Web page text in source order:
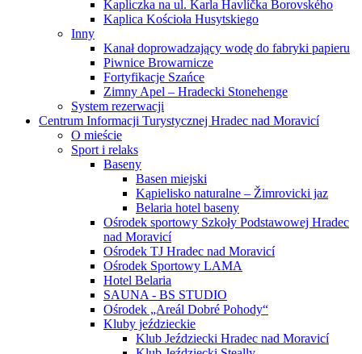
Kapliczka na ul. Karla Havlíčka Borovského
Kaplica Kościoła Husytskiego
Inny
Kanał doprowadzający wodę do fabryki papieru
Piwnice Browarnicze
Fortyfikacje Szańce
Zimny Apel – Hradecki Stonehenge
System rezerwacji
Centrum Informacji Turystycznej Hradec nad Moravicí
O mieście
Sport i relaks
Baseny
Basen miejski
Kąpielisko naturalne – Žimrovicki jaz
Belaria hotel baseny
Ośrodek sportowy Szkoły Podstawowej Hradec
nad Moravicí
Ośrodek TJ Hradec nad Moravicí
Ośrodek Sportowy LAMA
Hotel Belaria
SAUNA - BS STUDIO
Ośrodek „Areál Dobré Pohody“
Kluby jeździeckie
Klub Jeździecki Hradec nad Moravicí